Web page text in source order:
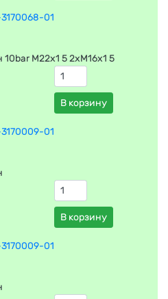
01
M22x1 5 2xM16x1 5
В корзину
01
В корзину
01